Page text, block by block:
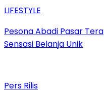
LIFESTYLE
Pesona Abadi Pasar
Sensasi Belanja Unik
Pers Rilis